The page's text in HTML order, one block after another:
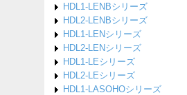
HDL1-LENBシリーズ
HDL2-LENBシリーズ
HDL1-LENシリーズ
HDL2-LENシリーズ
HDL1-LEシリーズ
HDL2-LEシリーズ
HDL1-LASOHOシリーズ